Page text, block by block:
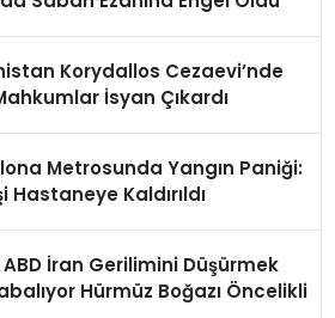
Korydallos Cezaevi’nde
İsyan Çıkardı
Metrosunda Yangın Paniği:
Hastaneye Kaldırıldı
İran Gerilimini Düşürmek
Hürmüz Boğazı Öncelikli